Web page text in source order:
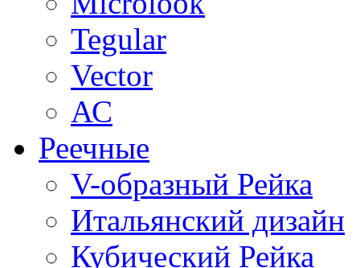
Tegular
Vector
АС
Реечные
V-образный Рейка
Итальянский дизайн
Кубический Рейка